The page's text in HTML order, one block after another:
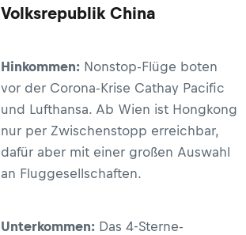
Volksrepublik China
Hinkommen: Nonstop-Flüge boten
vor der Corona-Krise Cathay Pacific
und Lufthansa. Ab Wien ist Hongkong
nur per Zwischenstopp erreichbar,
dafür aber mit einer großen Auswahl
an Fluggesellschaften.
Unterkommen: Das 4-Sterne-